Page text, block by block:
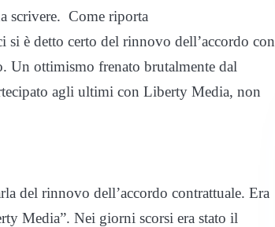
scrivere. Come riporta
si è detto certo del rinnovo dell’accordo con
Un ottimismo frenato brutalmente dal
agli ultimi con Liberty Media, non
del rinnovo dell’accordo contrattuale. Era
Media”. Nei giorni scorsi era stato il